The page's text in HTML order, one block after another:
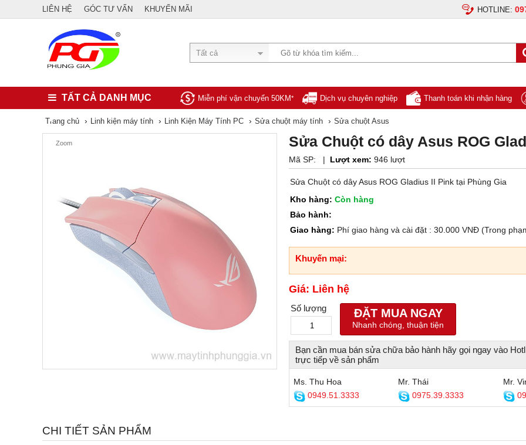
LIÊN HỆ GÓC TƯ VẤN KHUYẾN MÃI HOTLINE:
Tất cả
TẤT CẢ DANH MỤC Miễn phí vận chuyển 50KM* Dịch vụ chuyên nghiệp Thanh toán khi nhận hàng
Trang chủ › Linh kiện máy tính › Linh Kiện Máy Tính PC › Sửa chuột máy tính › Sửa chuột Asus
Zoom Sửa Chuột có dây Asus ROG
Mã SP: | Lượt xem: 946 lượt
Sửa Chuột có dây Asus ROG Gladius II Pink tại Phùng Gia
Kho hàng: Còn hàng
Bảo hành:
Giao hàng: Phí giao hàng và cài đặt : 30.000 VNĐ (Trong
Khuyến mại:
Giá: Liên hệ
Số lượng ĐẶT MUA NGAY
Nhanh chóng, thuận tiện
Bạn cần mua bán sửa chữa bảo hành hãy gọi ngay vào
trực tiếp về sản phẩm
Ms. Thu Hoa
0949.51.3333
Mr. Thái
0975.39.3333
Mr.
CHI TIẾT SẢN PHẨM